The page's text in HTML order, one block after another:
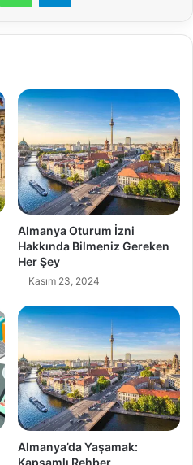
Almanya Oturum İzni
Hakkında Bilmeniz Gereken
Her Şey
Kasım 23, 2024
Almanya’da Yaşamak:
Kapsamlı Rehber